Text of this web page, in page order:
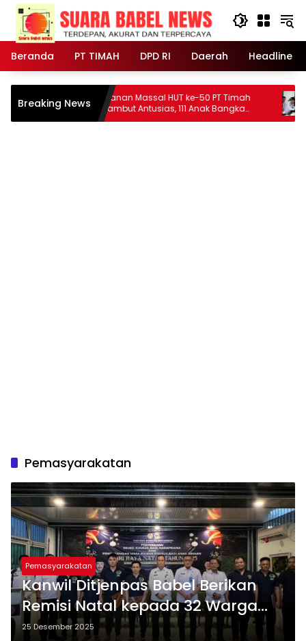
Langsung
konten
Beranda
PT TIMAH DPD RI Daerah Headline
Breaking News
Khitanan Massal HUT ke-50 PT Timah
Disambut Antusias, 111 Anak Bangka
Selatan Ikut Gratis
Khitanan
Bangka
108 Anak
Pemasyarakatan
Pemasyarakatan
Kanwil Ditjenpas Babel Berikan
Remisi Natal kepada 32 Warga
Binaan
25 Desember 2025